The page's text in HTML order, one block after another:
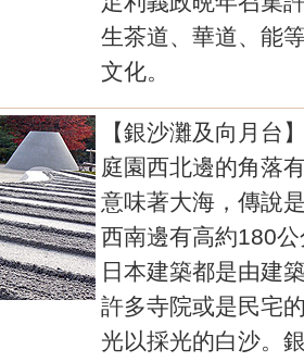
生茶道、華道、能
文化。
【銀沙灘及向月台
庭園西北邊的角落
意味著大海，傳說
西南邊有高約180
日本建築都是由建
許多寺院或是民宅
光以採光的白沙。